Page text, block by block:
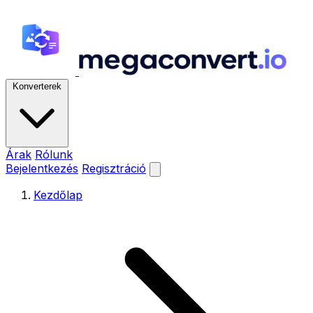
Konverterek
Árak Rólunk
Bejelentkezés Regisztráció
Kezdőlap